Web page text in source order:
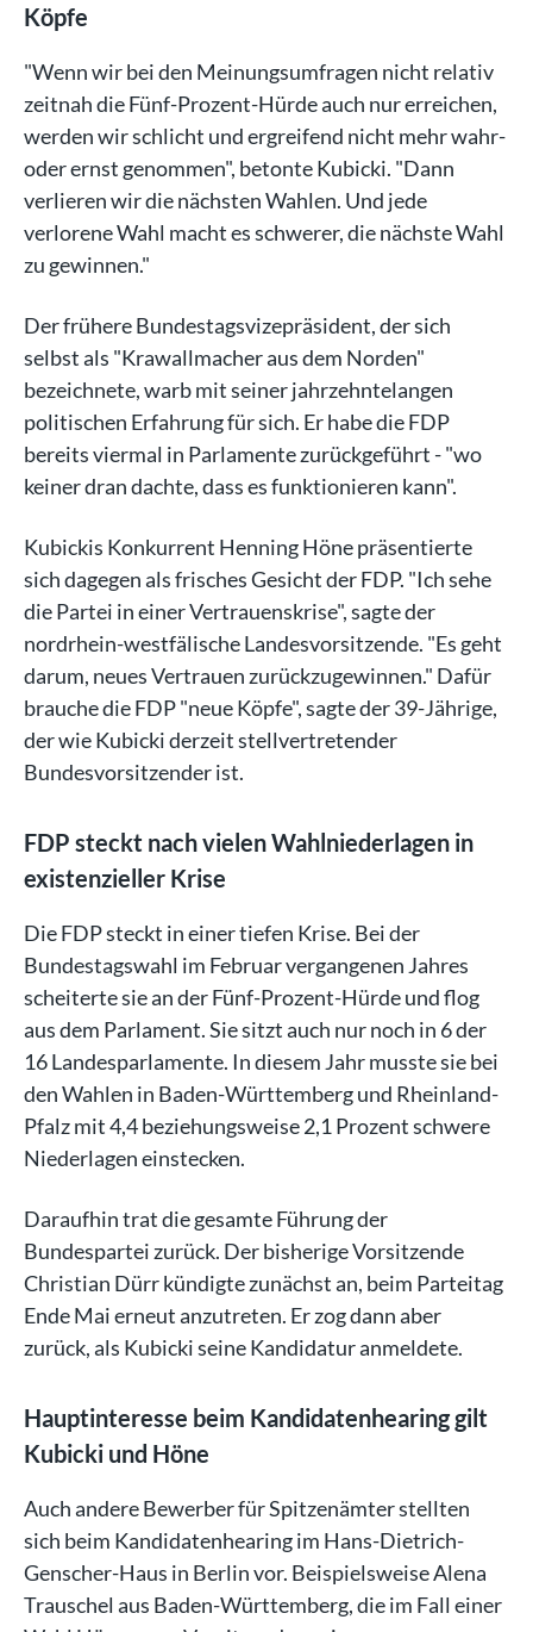
Köpfe
"Wenn wir bei den Meinungsumfragen nicht relativ
zeitnah die Fünf-Prozent-Hürde auch nur erreichen,
werden wir schlicht und ergreifend nicht mehr wahr-
oder ernst genommen", betonte Kubicki. "Dann
verlieren wir die nächsten Wahlen. Und jede
verlorene Wahl macht es schwerer, die nächste Wahl
zu gewinnen."
Der frühere Bundestagsvizepräsident, der sich
selbst als "Krawallmacher aus dem Norden"
bezeichnete, warb mit seiner jahrzehntelangen
politischen Erfahrung für sich. Er habe die FDP
bereits viermal in Parlamente zurückgeführt - "wo
keiner dran dachte, dass es funktionieren kann".
Kubickis Konkurrent Henning Höne präsentierte
sich dagegen als frisches Gesicht der FDP. "Ich sehe
die Partei in einer Vertrauenskrise", sagte der
nordrhein-westfälische Landesvorsitzende. "Es geht
darum, neues Vertrauen zurückzugewinnen." Dafür
brauche die FDP "neue Köpfe", sagte der 39-Jährige,
der wie Kubicki derzeit stellvertretender
Bundesvorsitzender ist.
FDP steckt nach vielen Wahlniederlagen in
existenzieller Krise
Die FDP steckt in einer tiefen Krise. Bei der
Bundestagswahl im Februar vergangenen Jahres
scheiterte sie an der Fünf-Prozent-Hürde und flog
aus dem Parlament. Sie sitzt auch nur noch in 6 der
16 Landesparlamente. In diesem Jahr musste sie bei
den Wahlen in Baden-Württemberg und Rheinland-
Pfalz mit 4,4 beziehungsweise 2,1 Prozent schwere
Niederlagen einstecken.
Daraufhin trat die gesamte Führung der
Bundespartei zurück. Der bisherige Vorsitzende
Christian Dürr kündigte zunächst an, beim Parteitag
Ende Mai erneut anzutreten. Er zog dann aber
zurück, als Kubicki seine Kandidatur anmeldete.
Hauptinteresse beim Kandidatenhearing gilt
Kubicki und Höne
Auch andere Bewerber für Spitzenämter stellten
sich beim Kandidatenhearing im Hans-Dietrich-
Genscher-Haus in Berlin vor. Beispielsweise Alena
Trauschel aus Baden-Württemberg, die im Fall einer